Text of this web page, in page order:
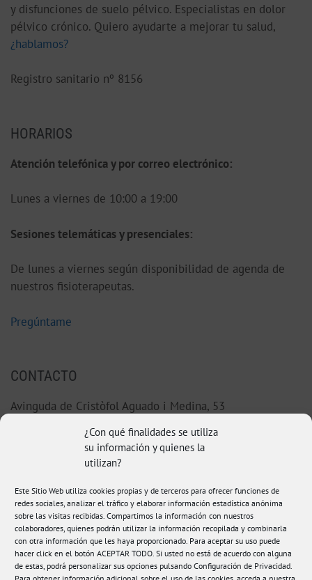
¿Con qué finalidades se utiliza
su información y quienes la
utilizan?
Este Sitio Web utiliza cookies propias y de terceros para ofrecer funciones de
redes sociales, analizar el tráfico y elaborar información estadística anónima
sobre las visitas recibidas. Compartimos la información con nuestros
colaboradores, quienes podrán utilizar la información recopilada y combinarla
con otra información que les haya proporcionado. Para aceptar su uso puede
hacer click en el botón ACEPTAR TODO. Si usted no está de acuerdo con alguna
de estas, podrá personalizar sus opciones pulsando Configuración de Privacidad.
y disfunciones de suelo pélvico. Especialistas en dolor
pélvico crónico. Quiero ayudarte a mejorar tu salud,
¿hablamos?
Registro sanitario nº 8156
HORARIOS
Atención telefónica y por correo electrónico:
Lunes a viernes de 10:00 a 19:00
Sesiones telemáticas y presenciales:
De lunes a viernes según disponibilidad de agenda de
nuestros fisioterapeutas.
Pregúntame
CONTACTO
Avinguda de Cristòfol Aguado i Medina, 53
hola@fisioamanda.es